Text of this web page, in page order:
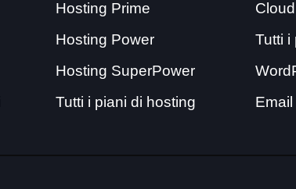
Hosting Prime
Hosting Power
Hosting SuperPower
Tutti i piani di hosting
Tutti i
Email